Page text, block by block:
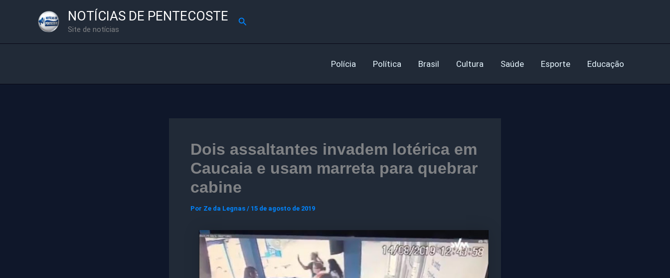
NOTÍCIAS DE PENTECOSTE
Site de notícias
Pesquisar
Polícia Política Brasil Cultura Saúde Esporte Educação
Dois assaltantes invadem lotérica em
Caucaia e usam marreta para quebrar
cabine
Por Ze da Legnas / 15 de agosto de 2019